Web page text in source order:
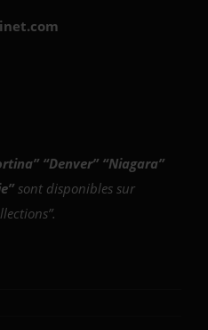
” “Denver” “Niagara”
”sont disponibles sur